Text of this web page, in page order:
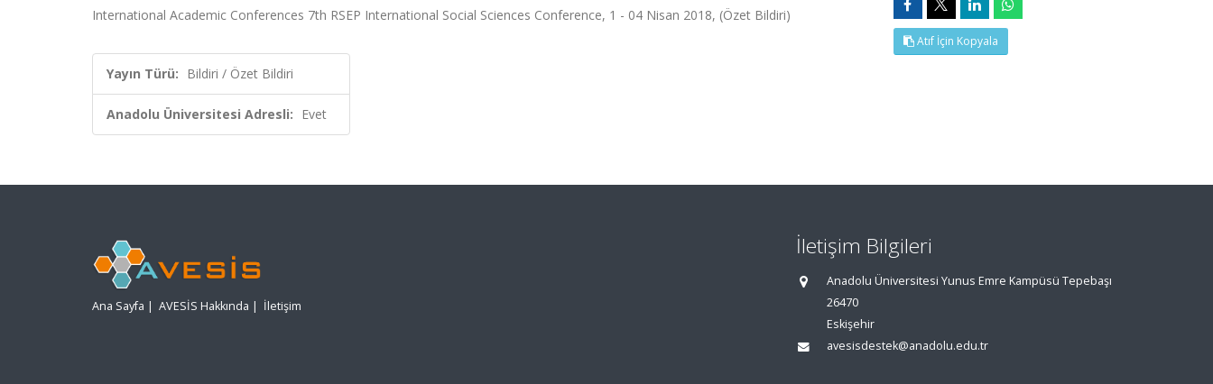
International Academic Conferences 7th RSEP International Social Sciences Conference, 1 - 04 Nisan 2018, (Özet Bildiri)
Yayın Türü: Bildiri / Özet Bildiri
Anadolu Üniversitesi Adresli: Evet
Atıf İçin Kopyala
Ana Sayfa | AVESİS Hakkında | İletişim
İletişim Bilgileri
Anadolu Üniversitesi Yunus Emre Kampüsü Tepebaşı
26470
Eskişehir
avesisdestek@anadolu.edu.tr